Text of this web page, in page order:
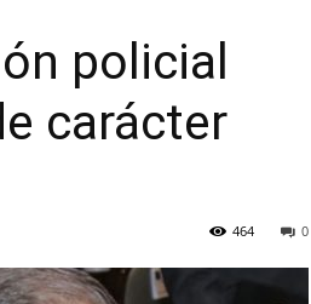
policial
carácter
0
464